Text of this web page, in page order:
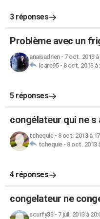
3 réponses
Problème avec un
anaisadrien- 7 oct. 2013 à
Icare95- 8 oct. 2013 à
5 réponses
congélateur qui ne s
tchequie- 8 oct. 2013 à
tchequie- 8 oct. 2013
4 réponses
congelateur ne
scurfy33- 7 juil. 2013 à